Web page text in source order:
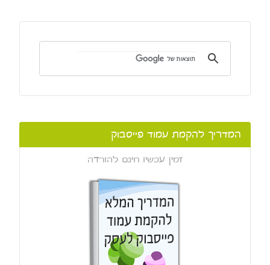
המדריך להקמת עמוד פייסבוק
זמין עכשיו חינם להורדה